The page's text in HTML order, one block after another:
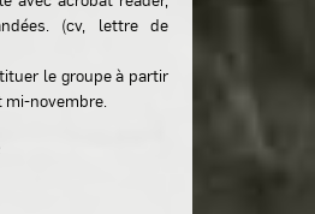
(cv, lettre de
le groupe à partir
novembre.